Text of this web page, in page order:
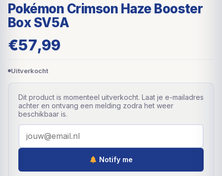
Pokémon Crimson Haze Booster
Box SV5A
€57,99
Uitverkocht
Dit product is momenteel uitverkocht. Laat je e-mailadres
achter en ontvang een melding zodra het weer
beschikbaar is.
Notify me